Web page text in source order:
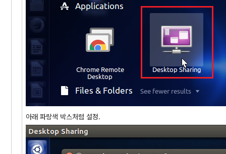
아래 파랑색 박스처럼 설정.